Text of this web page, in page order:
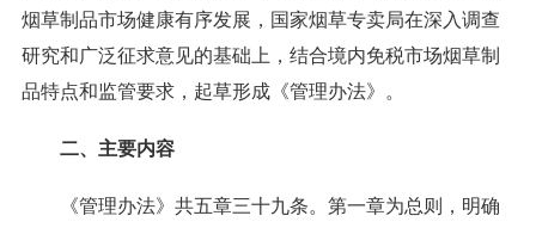
烟草制品市场健康有序发展，国家烟草专卖局在深入调查
研究和广泛征求意见的基础上，结合境内免税市场烟草制
品特点和监管要求，起草形成《管理办法》。
二、主要内容
《管理办法》共五章三十九条。第一章为总则，明确